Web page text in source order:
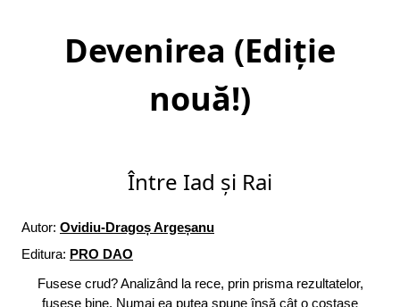
Devenirea (Ediție
nouă!)
Între Iad și Rai
Autor: Ovidiu-Dragoș Argeșanu
Editura: PRO DAO
Fusese crud? Analizând la rece, prin prisma rezultatelor,
fusese bine. Numai ea putea spune însă cât o costase